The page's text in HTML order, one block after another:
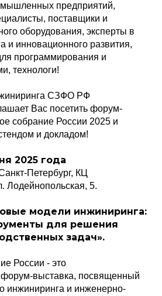
предприятий,
поставщики и
оборудования, эксперты в
и инновационного развития,
программирования и
технологи!
СЗФО РФ
Вас посетить форум-
собрание России 2025 и
и докладом!
2025 года
Петербург, КЦ
Лодейнопольская, 5.
модели инжиниринга:
для решения
задач».
России - это
выставка, посвященный
инжиниринга и инженерно-